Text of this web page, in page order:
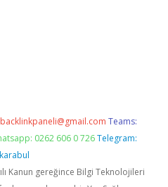
backlinkpaneli@gmail.com Teams:
0262 606 0 726 Telegram:
Kanun gereğince Bilgi Teknolojileri